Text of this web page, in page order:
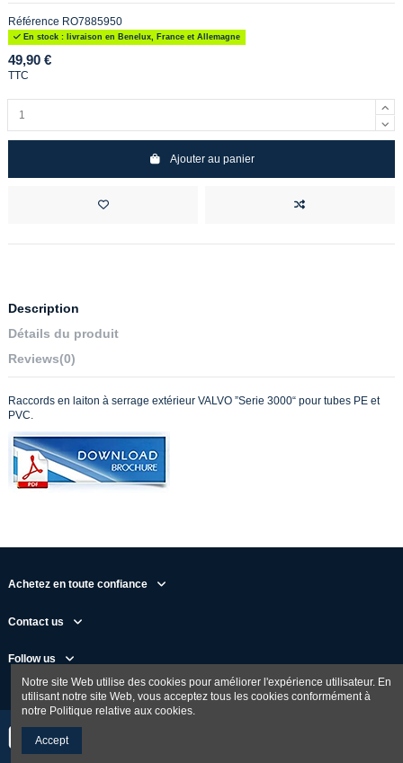
Référence RO7885950
En stock : livraison en Benelux, France et Allemagne
49,90 €
TTC
Ajouter au panier
Description
Détails du produit
Reviews(0)
Raccords en laiton à serrage extérieur VALVO ”Serie 3000“ pour tubes PE et
PVC.
Achetez en toute confiance
Contact us
Follow us
Notre site Web utilise des cookies pour améliorer l'expérience utilisateur. En
utilisant notre site Web, vous acceptez tous les cookies conformément à
notre Politique relative aux cookies.
Accept